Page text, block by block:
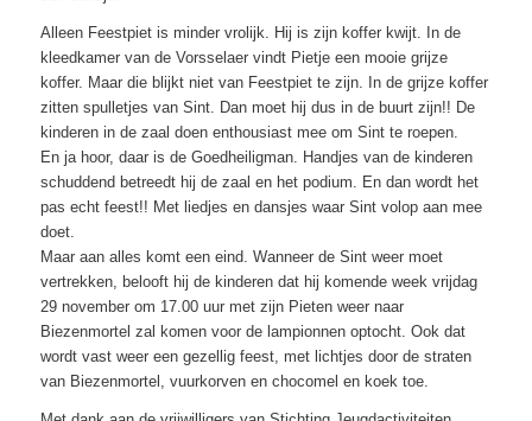
Alleen Feestpiet is minder vrolijk. Hij is zijn koffer kwijt. In de
kleedkamer van de Vorsselaer vindt Pietje een mooie grijze
koffer. Maar die blijkt niet van Feestpiet te zijn. In de grijze koffer
zitten spulletjes van Sint. Dan moet hij dus in de buurt zijn!! De
kinderen in de zaal doen enthousiast mee om Sint te roepen.
En ja hoor, daar is de Goedheiligman. Handjes van de kinderen
schuddend betreedt hij de zaal en het podium. En dan wordt het
pas echt feest!! Met liedjes en dansjes waar Sint volop aan mee
doet.
Maar aan alles komt een eind. Wanneer de Sint weer moet
vertrekken, belooft hij de kinderen dat hij komende week vrijdag
29 november om 17.00 uur met zijn Pieten weer naar
Biezenmortel zal komen voor de lampionnen optocht. Ook dat
wordt vast weer een gezellig feest, met lichtjes door de straten
van Biezenmortel, vuurkorven en chocomel en koek toe.